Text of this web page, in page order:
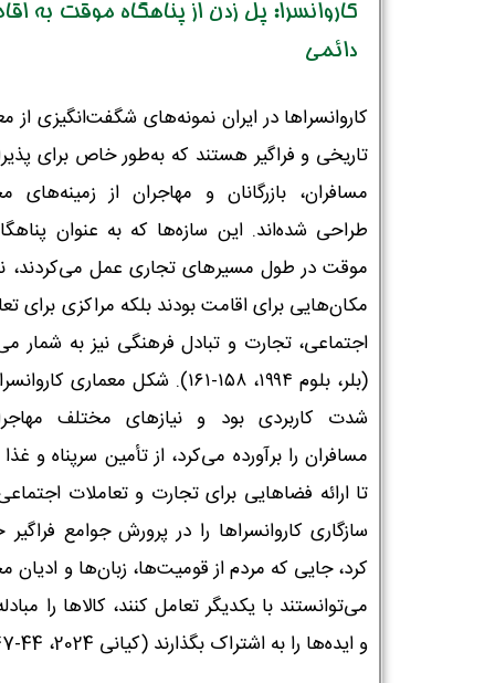
کاروانسرا: پل زدن از پناهگاه موقت به
دائمی
کاروانسراها در ایران نمونه‌های شگفت‌انگیزی از
تاریخی و فراگیر هستند که به‌طور خاص برای
مسافران، بازرگانان و مهاجران از زمینه‌های
طراحی شده‌اند. این سازه‌ها که به عنوان
موقت در طول مسیرهای تجاری عمل می‌کردند،
مکان‌هایی برای اقامت بودند بلکه مراکزی برای
اجتماعی، تجارت و تبادل فرهنگی نیز به شمار
(بلر، بلوم ۱۹۹۴، ۱۵۸-۱۶۱). شکل معماری
شدت کاربردی بود و نیازهای مختلف
مسافران را برآورده می‌کرد، از تأمین سرپناه و
تا ارائه فضاهایی برای تجارت و تعاملات
سازگاری کاروانسراها را در پرورش جوامع فراگیر
کرد، جایی که مردم از قومیت‌ها، زبان‌ها و ادیان
می‌توانستند با یکدیگر تعامل کنند، کالاها را
و ایده‌ها را به اشتراک بگذارند (کیانی 2024، 44-47).